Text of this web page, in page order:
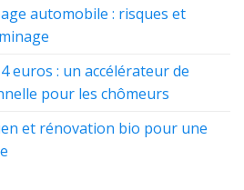
automobile : risques et
euros : un accélérateur de
pour les chômeurs
et rénovation bio pour une